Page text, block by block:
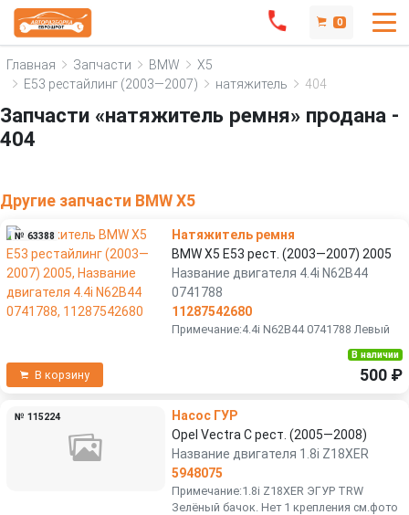
0
Главная Запчасти BMW
X5
E53 рестайлинг (2003—2007)
натяжитель 404
Запчасти «натяжитель ремня» продана -
404
Другие запчасти BMW X5
№ 63388
Натяжитель ремня
BMW X5 E53 рест. (2003—2007) 2005
Название двигателя 4.4i N62B44
0741788
11287542680
Примечание:4.4i N62B44 0741788 Левый
В корзину
В наличии
500 ₽
№ 115224
Насос ГУР
Opel Vectra C рест. (2005—2008)
Название двигателя 1.8i Z18XER
5948075
Примечание:1.8i Z18XER ЭГУР TRW
Зелёный бачок. Нет 1 крепления см.фото